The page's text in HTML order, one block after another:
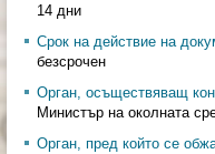
14 дни
Срок на действие на
безсрочен
Орган, осъществяващ
Министър на околната
Орган, пред който се